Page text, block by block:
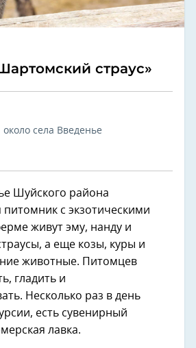
страус»
села Введенье
Шуйского района
с экзотическими
живут эму, нанду и
а еще козы, куры и
животные. Питомцев
гладить и
Несколько раз в день
есть сувенирный
лавка.